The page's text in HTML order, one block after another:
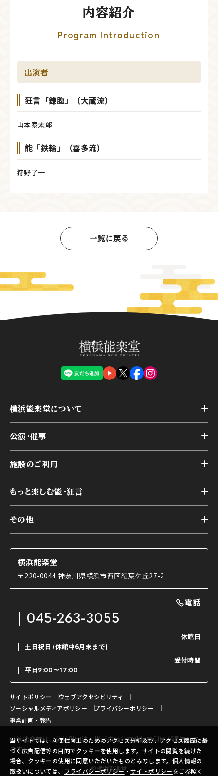
当サイトでは、利便性向上のためのアクセス分析及び、アクセス履歴に基
づく広告配信等の目的でクッキーを使用します。サイトの閲覧を続けた
場合、クッキーの使用に同意いただいたものとみなします。個人情報の
取扱いについては、 プライバシーポリシー・サイトポリシーをご参照く
内容紹介
Program Introduction
出演者
狂言「鎌腹」（大蔵流）
山本泰太郎
能「鉄輪」（喜多流）
狩野了一
一覧に戻る
横浜能楽堂について
横浜能楽堂が取り組んだ事業
能舞台の歴史と特徴
様々なお客様に向けて
本舞台座席
交通アクセス
公演・催事
アーカイブ
施設のご利用
第二舞台
研修室
楽屋
ご利用の流れ
利用料金表
もっと楽しむ能・狂言
能舞台と演じ手
使用する道具
能・狂言の曲目説明
日本の古典芸能
その他
コラム
OTABISHO
チケット購入方法
ご寄附について
よくいただくご質問
お問い合わせ
横浜能楽堂
〒220-0044 神奈川県横浜市西区紅葉ケ丘27-2
電話
045-263-3055
休館日
土日祝日 (休館中6月末まで)
受付時間
平日9:00〜17:00
サイトポリシー
ウェブアクセシビリティ
ソーシャルメディアポリシー
プライバシーポリシー
事業計画・報告
横浜能楽堂は、公益財団法人横浜市芸術文化振興財団が運営してい
ます。
©横浜能楽堂